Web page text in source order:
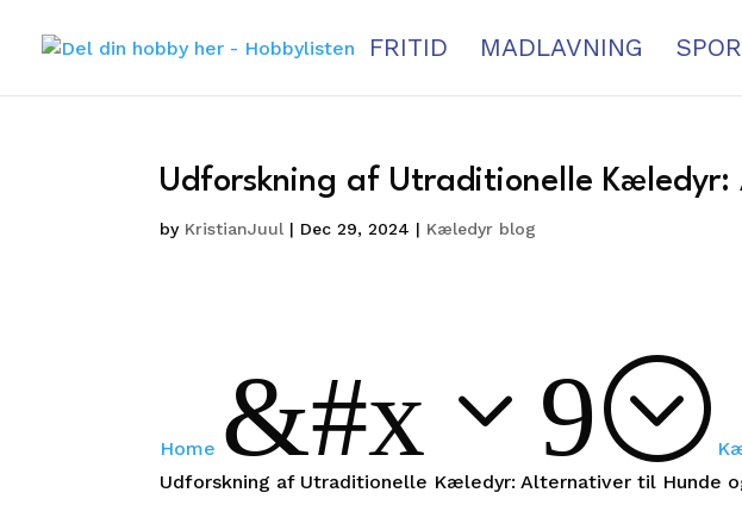
FRITID MADLAVNING
Udforskning af Utraditionelle
by KristianJuul | Dec 29, 2024 | Kæledyr blog
Home &#x39;
Udforskning af Utraditionelle Kæledyr: Alternativer til Hunde